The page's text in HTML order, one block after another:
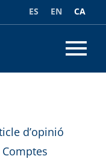
CA
EN
ES
d’opinió